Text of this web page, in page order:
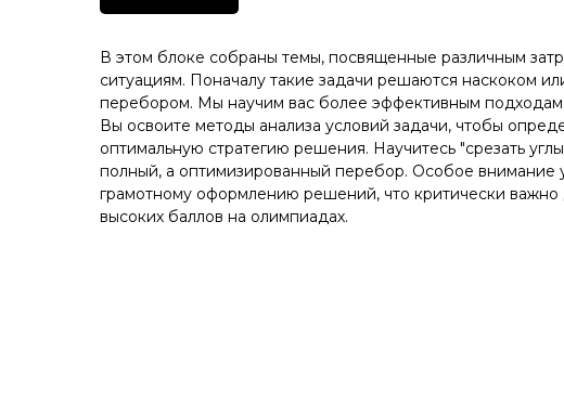
В этом блоке собраны темы, посвященные различным
ситуациям. Поначалу такие задачи решаются наскоком
перебором. Мы научим вас более эффективным подходам.
Вы освоите методы анализа условий задачи, чтобы
оптимальную стратегию решения. Научитесь "срезать
полный, а оптимизированный перебор. Особое внимание
грамотному оформлению решений, что критически важно
высоких баллов на олимпиадах.